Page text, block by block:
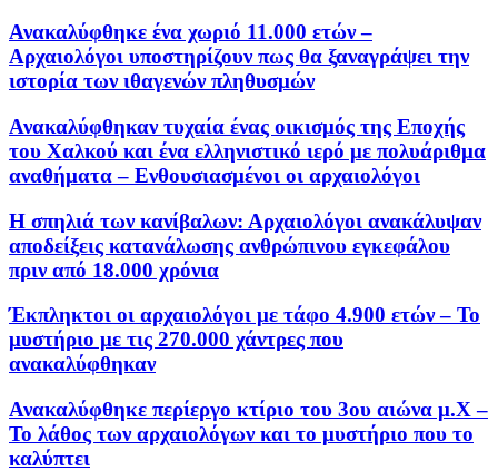
Ανακαλύφθηκε ένα χωριό 11.000 ετών –
Αρχαιολόγοι υποστηρίζουν πως θα ξαναγράψει την
ιστορία των ιθαγενών πληθυσμών
Ανακαλύφθηκαν τυχαία ένας οικισμός της Εποχής
του Χαλκού και ένα ελληνιστικό ιερό με πολυάριθμα
αναθήματα – Ενθουσιασμένοι οι αρχαιολόγοι
Η σπηλιά των κανίβαλων: Αρχαιολόγοι ανακάλυψαν
αποδείξεις κατανάλωσης ανθρώπινου εγκεφάλου
πριν από 18.000 χρόνια
Έκπληκτοι οι αρχαιολόγοι με τάφο 4.900 ετών – Το
μυστήριο με τις 270.000 χάντρες που
ανακαλύφθηκαν
Ανακαλύφθηκε περίεργο κτίριο του 3ου αιώνα μ.Χ –
Το λάθος των αρχαιολόγων και το μυστήριο που το
καλύπτει